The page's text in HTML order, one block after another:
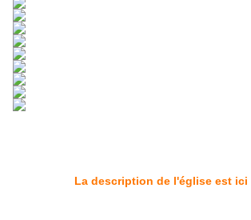
La description de l'église est ici